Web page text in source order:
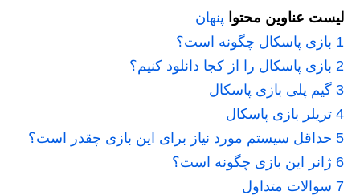
لیست عناوین محتوا پنهان
1 بازی پاسکال چگونه است؟
2 بازی پاسکال را از کجا دانلود کنیم؟
3 گیم پلی بازی پاسکال
4 تریلر بازی پاسکال
5 حداقل سیستم مورد نیاز برای این بازی چقدر است؟
6 ژانر این بازی چگونه است؟
7 سوالات متداول